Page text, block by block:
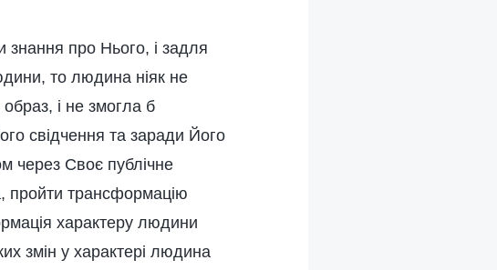
про Нього, і задля
то людина ніяк не
і не змогла б
свідчення та заради Його
через Своє публічне
пройти трансформацію
характеру людини
змін у характері людина